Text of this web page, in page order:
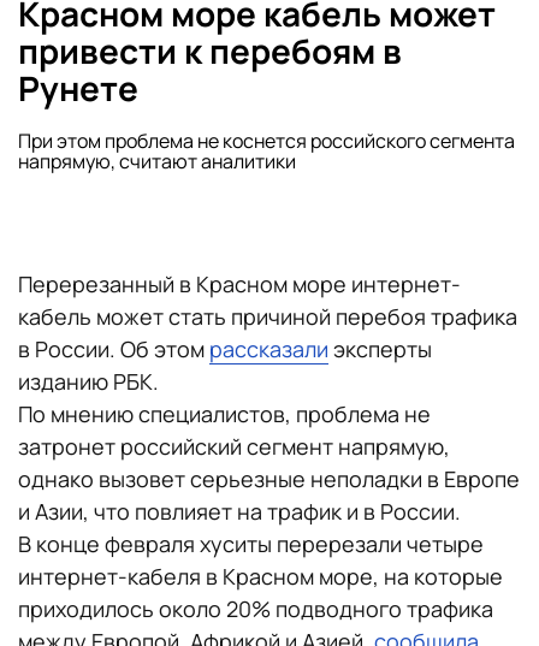
Красном море кабель может
привести к перебоям в
Рунете
При этом проблема не коснется российского сегмента
напрямую, считают аналитики
Перерезанный в Красном море интернет-
кабель может стать причиной перебоя трафика
в России. Об этом рассказали эксперты
изданию РБК.
По мнению специалистов, проблема не
затронет российский сегмент напрямую,
однако вызовет серьезные неполадки в Европе
и Азии, что повлияет на трафик и в России.
В конце февраля хуситы перерезали четыре
интернет-кабеля в Красном море, на которые
приходилось около 20% подводного трафика